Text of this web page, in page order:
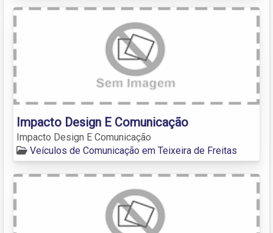
Impacto Design E Comunicação
Impacto Design E Comunicação
Veículos de Comunicação em Teixeira de Freitas